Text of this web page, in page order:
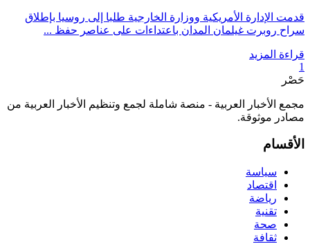
قدمت الإدارة الأمريكية ووزارة الخارجية طلبا إلى روسيا بإطلاق
سراح روبرت غيلمان المدان باعتداءات على عناصر حفظ ...
قراءة المزيد
1
حَصْر
مجمع الأخبار العربية - منصة شاملة لجمع وتنظيم الأخبار العربية من
مصادر موثوقة.
الأقسام
سياسة
اقتصاد
رياضة
تقنية
صحة
ثقافة